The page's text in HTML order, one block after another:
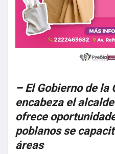
– El Gobierno de la
encabeza el
ofrece
poblanos se
áreas